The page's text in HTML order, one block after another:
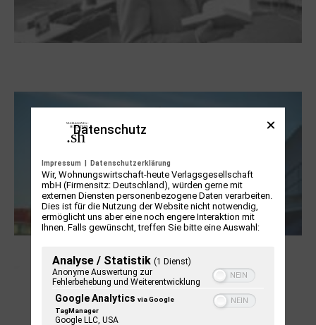
NUKLEUS Kiel
Datenschutz
Impressum | Datenschutzerklärung
Wir, Wohnungswirtschaft-heute Verlagsgesellschaft
mbH (Firmensitz: Deutschland), würden gerne mit
externen Diensten personenbezogene Daten verarbeiten.
Dies ist für die Nutzung der Website nicht notwendig,
ermöglicht uns aber eine noch engere Interaktion mit
Ihnen. Falls gewünscht, treffen Sie bitte eine Auswahl:
Analyse / Statistik (1 Dienst)
Anonyme Auswertung zur
Fehlerbehebung und Weiterentwicklung
Google Analytics via Google
TagManager
Google LLC, USA